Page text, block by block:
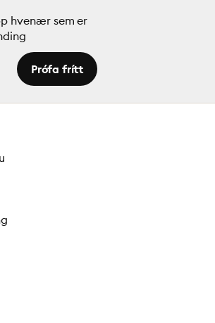
hvenær sem er
Prófa frítt